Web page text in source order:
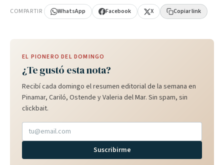
COMPARTIR WhatsApp Facebook X Copiar link
EL PIONERO DEL DOMINGO
¿Te gustó esta nota?
Recibí cada domingo el resumen editorial de la semana en
Pinamar, Cariló, Ostende y Valeria del Mar. Sin spam, sin
clickbait.
Suscribirme